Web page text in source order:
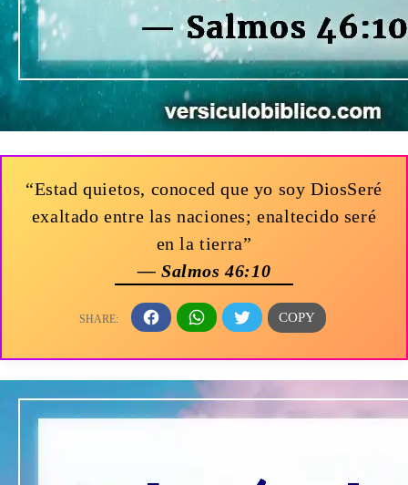
“Estad quietos, conoced que yo soy DiosSeré
exaltado entre las naciones; enaltecido seré
en la tierra”
— Salmos 46:10